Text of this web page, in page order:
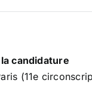
candidature
(11e